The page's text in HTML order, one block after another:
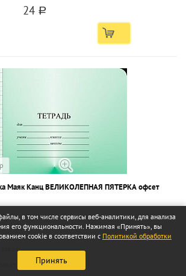
24 a
Маяк Канц ВЕЛИКОЛЕПНАЯ ПЯТЕРКА офсет
5 в том числе сервисы веб-аналитики, для анализа
его функциональности. Нажимая «Принять», вы
cookie в соответствии с Политикой обработки
Принять